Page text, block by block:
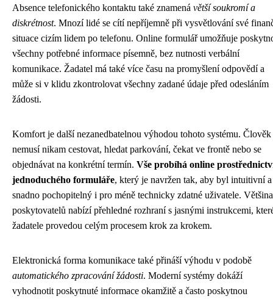
Absence telefonického kontaktu také znamená větší soukromí a
diskrétnost. Mnozí lidé se cítí nepříjemně při vysvětlování své
situace cizím lidem po telefonu. Online formulář umožňuje
všechny potřebné informace písemně, bez nutnosti verbální
komunikace. Žadatel má také více času na promyšlení odpovědí a
může si v klidu zkontrolovat všechny zadané údaje před odesláním
žádosti.
Komfort je další nezanedbatelnou výhodou tohoto systému. Člověk
nemusí nikam cestovat, hledat parkování, čekat ve frontě nebo se
objednávat na konkrétní termín. Vše probíhá online
jednoduchého formuláře, který je navržen tak, aby byl intuitivní a
snadno pochopitelný i pro méně technicky zdatné uživatele. Většina
poskytovatelů nabízí přehledné rozhraní s jasnými instrukcemi,
žadatele provedou celým procesem krok za krokem.
Elektronická forma komunikace také přináší výhodu v podobě
automatického zpracování žádosti. Moderní systémy dokáží
vyhodnotit poskytnuté informace okamžitě a často poskytnou